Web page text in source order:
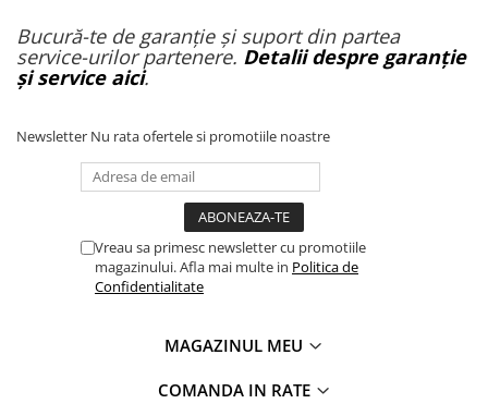
Bucură-te de garanție și suport din partea
service-urilor partenere. Detalii despre garanție
și service aici.
Newsletter Nu rata ofertele si promotiile noastre
Vreau sa primesc newsletter cu promotiile
magazinului. Afla mai multe in Politica de
Confidentialitate
MAGAZINUL MEU
COMANDA IN RATE